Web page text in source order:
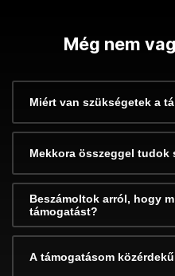
Még nem
Miért van szükségetek a
Mekkora összeggel tudok
Beszámoltok arról, hogy
támogatást?
A támogatásom